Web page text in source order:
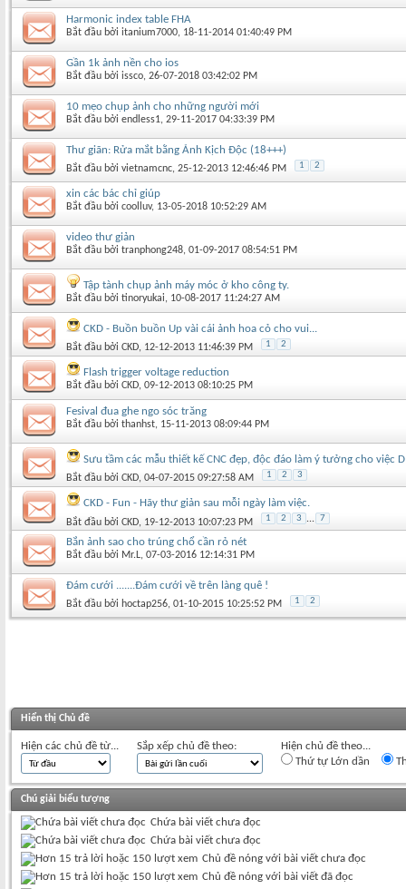
Harmonic index table FHA
Bắt đầu bởi itanium7000‎, 18-11-2014 01:40:49 PM
Gần 1k ảnh nền cho ios
Bắt đầu bởi issco‎, 26-07-2018 03:42:02 PM
10 mẹo chụp ảnh cho những người mới
Bắt đầu bởi endless1‎, 29-11-2017 04:33:39 PM
Thư giãn: Rửa mắt bằng Ảnh Kịch Độc (18+++)
Bắt đầu bởi vietnamcnc‎, 25-12-2013 12:46:46 PM 1 2
xin các bác chỉ giúp
Bắt đầu bởi coolluv‎, 13-05-2018 10:52:29 AM
video thư giản
Bắt đầu bởi tranphong248‎, 01-09-2017 08:54:51 PM
Tập tành chụp ảnh máy móc ở kho công ty.
Bắt đầu bởi tinoryukai‎, 10-08-2017 11:24:27 AM
CKD - Buồn buồn Up vài cái ảnh hoa cỏ cho vui...
Bắt đầu bởi CKD‎, 12-12-2013 11:46:39 PM 1 2
Flash trigger voltage reduction
Bắt đầu bởi CKD‎, 09-12-2013 08:10:25 PM
Fesival đua ghe ngo sóc trăng
Bắt đầu bởi thanhst‎, 15-11-2013 08:09:44 PM
Sưu tầm các mẫu thiết kế CNC đẹp, độc đáo làm ý tưởng cho việc
Bắt đầu bởi CKD‎, 04-07-2015 09:27:58 AM 1 2 3
CKD - Fun - Hãy thư giản sau mỗi ngày làm việc.
Bắt đầu bởi CKD‎, 19-12-2013 10:07:23 PM 1 2 3 ... 7
Bắn ảnh sao cho trúng chổ cần rỏ nét
Bắt đầu bởi Mr.L‎, 07-03-2016 12:14:31 PM
Đám cưới .......Đám cưới về trên làng quê !
Bắt đầu bởi hoctap256‎, 01-10-2015 10:25:52 PM 1 2
Hiển thị Chủ đề
Hiện các chủ đề từ... Sắp xếp chủ đề theo:
Hiện chủ đề theo...
Thứ tự Lớn dần
Chú giải biểu tượng
Chứa bài viết chưa đọc
Chứa bài viết chưa đọc
Chủ đề nóng với bài viết chưa đọc
Chủ đề nóng với bài viết đã đọc